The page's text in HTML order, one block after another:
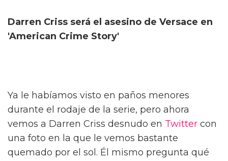
Darren Criss será el asesino de Versace en
'American Crime Story'
Ya le habíamos visto en paños menores
durante el rodaje de la serie, pero ahora
vemos a Darren Criss desnudo en Twitter con
una foto en la que le vemos bastante
quemado por el sol. Él mismo pregunta qué